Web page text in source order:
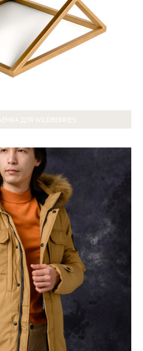
ДЛЯ WILDBERRIES